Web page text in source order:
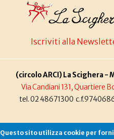
Iscriviti alla
(circolo ARCI) La Scighera -
Via Candiani 131, Quartiere
tel. 02 48671300
Questo sito utilizza cookie per